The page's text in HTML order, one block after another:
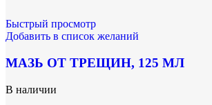
Быстрый просмотр
Добавить в список желаний
МАЗЬ ОТ ТРЕЩИН, 125 МЛ
В наличии